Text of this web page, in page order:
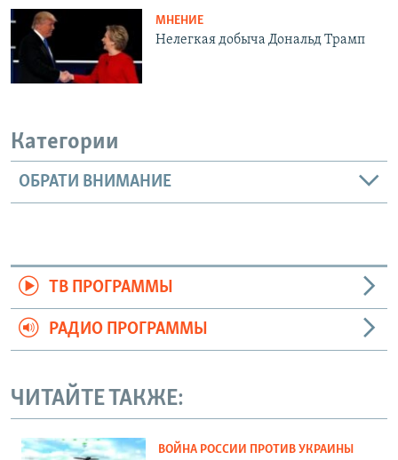
МНЕНИЕ
Нелегкая добыча Дональд Трамп
Категории
ОБРАТИ ВНИМАНИЕ
ТВ ПРОГРАММЫ
РАДИО ПРОГРАММЫ
ЧИТАЙТЕ ТАКЖЕ:
ВОЙНА РОССИИ ПРОТИВ УКРАИНЫ